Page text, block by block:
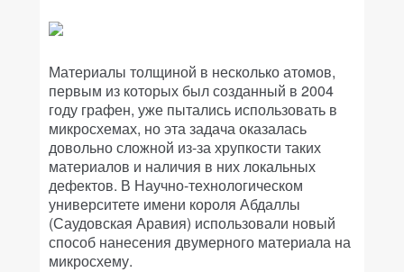
Материалы толщиной в несколько атомов,
первым из которых был созданный в 2004
году графен, уже пытались использовать в
микросхемах, но эта задача оказалась
довольно сложной из-за хрупкости таких
материалов и наличия в них локальных
дефектов. В Научно-технологическом
университете имени короля Абдаллы
(Саудовская Аравия) использовали новый
способ нанесения двумерного материала на
микросхему.